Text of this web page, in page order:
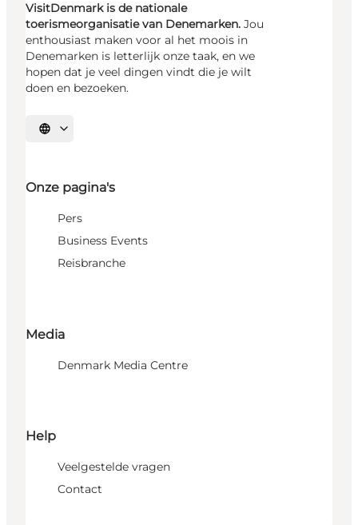
VisitDenmark is de nationale
toerismeorganisatie van Denemarken. Jou
enthousiast maken voor al het moois in
Denemarken is letterlijk onze taak, en we
hopen dat je veel dingen vindt die je wilt
doen en bezoeken.
Selecteer taal
Onze pagina's
Pers
Business Events
Reisbranche
Media
Denmark Media Centre
Help
Veelgestelde vragen
Contact